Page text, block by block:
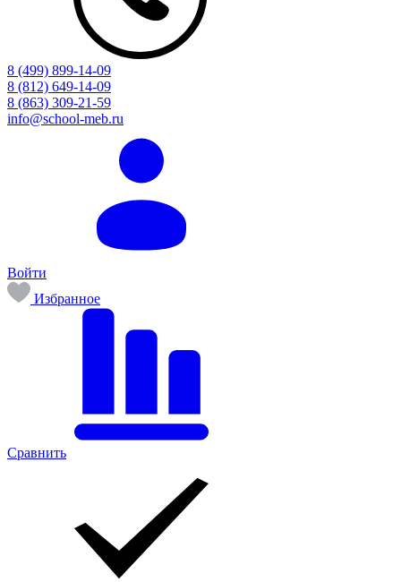
8 (499) 899-14-09
8 (812) 649-14-09
8 (863) 309-21-59
info@school-meb.ru
Войти
Избранное
Сравнить